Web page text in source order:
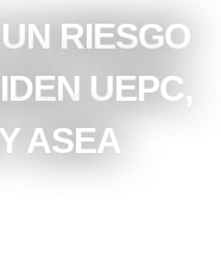
RIESGO
UEPC,
ASEA